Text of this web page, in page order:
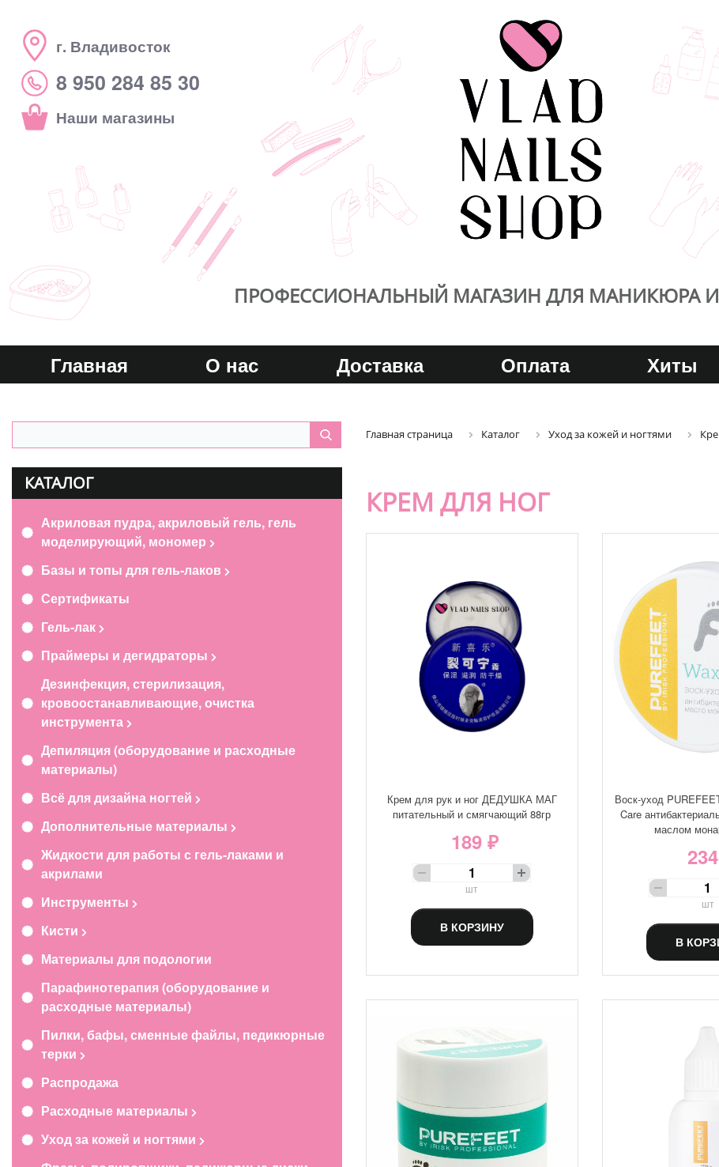
г. Владивосток
8 950 284 85 30
Наши магазины
ПРОФЕССИОНАЛЬНЫЙ МАГАЗИН ДЛЯ МАНИКЮРА
Главная О нас Доставка Оплата Хиты
Главная страница Каталог Уход за кожей и ногтями
КАТАЛОГ
Акриловая пудра, акриловый гель, гель
моделирующий, мономер
Базы и топы для гель-лаков
Сертификаты
Гель-лак
Праймеры и дегидраторы
Дезинфекция, стерилизация,
кровоостанавливающие, очистка
инструмента
Депиляция (оборудование и расходные
материалы)
Всё для дизайна ногтей
Дополнительные материалы
Жидкости для работы с гель-лаками и
акрилами
Инструменты
Кисти
Материалы для подологии
Парафинотерапия (оборудование и
расходные материалы)
Пилки, бафы, сменные файлы, педикюрные
терки
Распродажа
Расходные материалы
Уход за кожей и ногтями
КРЕМ ДЛЯ НОГ
Крем для рук и ног ДЕДУШКА МАГ
питательный и смягчающий 88гр
189 ₽
шт
В КОРЗИНУ
Воск-уход
Care
маслом
шт
В